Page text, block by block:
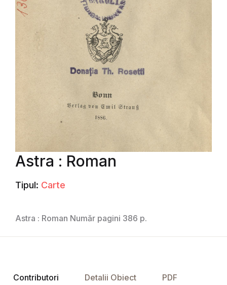
Astra : Roman
Tipul: Carte
Astra : Roman Număr pagini 386 p.
Contributori Detalii Obiect PDF